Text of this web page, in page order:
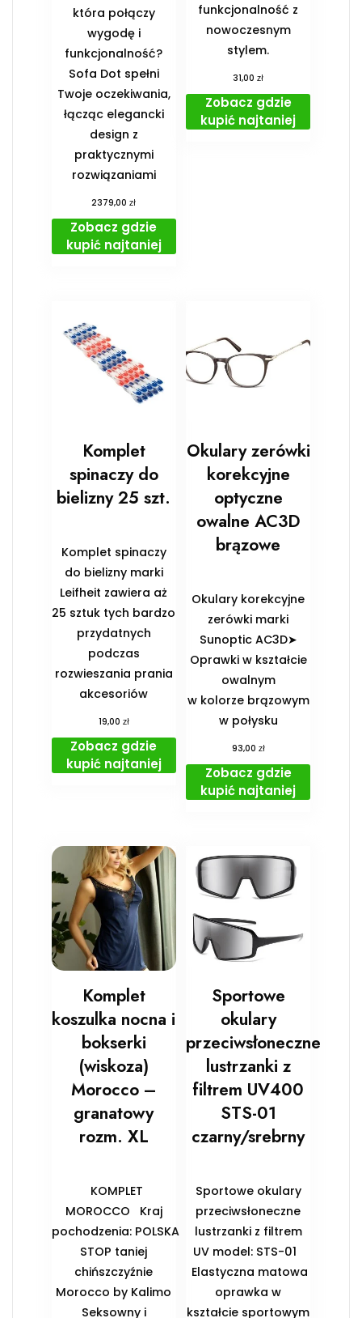
która połączy
wygodę i
funkcjonalność?
Sofa Dot spełni
Twoje oczekiwania,
łącząc elegancki
design z
praktycznymi
rozwiązaniami
2379,00zł
Zobacz gdzie
kupić najtaniej
funkcjonalność z
nowoczesnym
stylem.
31,00zł
Zobacz gdzie
kupić najtaniej
Komplet
spinaczy do
bielizny 25 szt.
Komplet spinaczy
do bielizny marki
Leifheit zawiera aż
25 sztuk tych bardzo
przydatnych
podczas
rozwieszania prania
akcesoriów
19,00 zł
Zobacz gdzie
kupić najtaniej
Okulary zerówki
korekcyjne
optyczne
owalne AC3D
brązowe
Okulary korekcyjne
zerówki marki
Sunoptic AC3D➤
Oprawki w kształcie
owalnym
w kolorze brązowym
w połysku
93,00 zł
Zobacz gdzie
kupić najtaniej
Komplet
koszulka nocna i
bokserki
(wiskoza)
Morocco –
granatowy
rozm. XL
KOMPLET
MOROCCO Kraj
pochodzenia: POLSKA
STOP taniej
chińszczyźnie
Morocco by Kalimo
Seksowny i
Sportowe
okulary
przeciwsłoneczne
lustrzanki z
filtrem UV400
STS-01
czarny/srebrny
Sportowe okulary
przeciwsłoneczne
lustrzanki z filtrem
UV model: STS-01
Elastyczna matowa
oprawka w
kształcie sportowym